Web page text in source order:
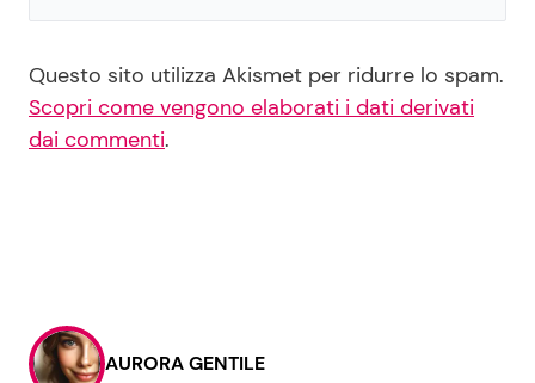
Questo sito utilizza Akismet per ridurre lo spam.
Scopri come vengono elaborati i dati derivati
dai commenti.
AURORA GENTILE